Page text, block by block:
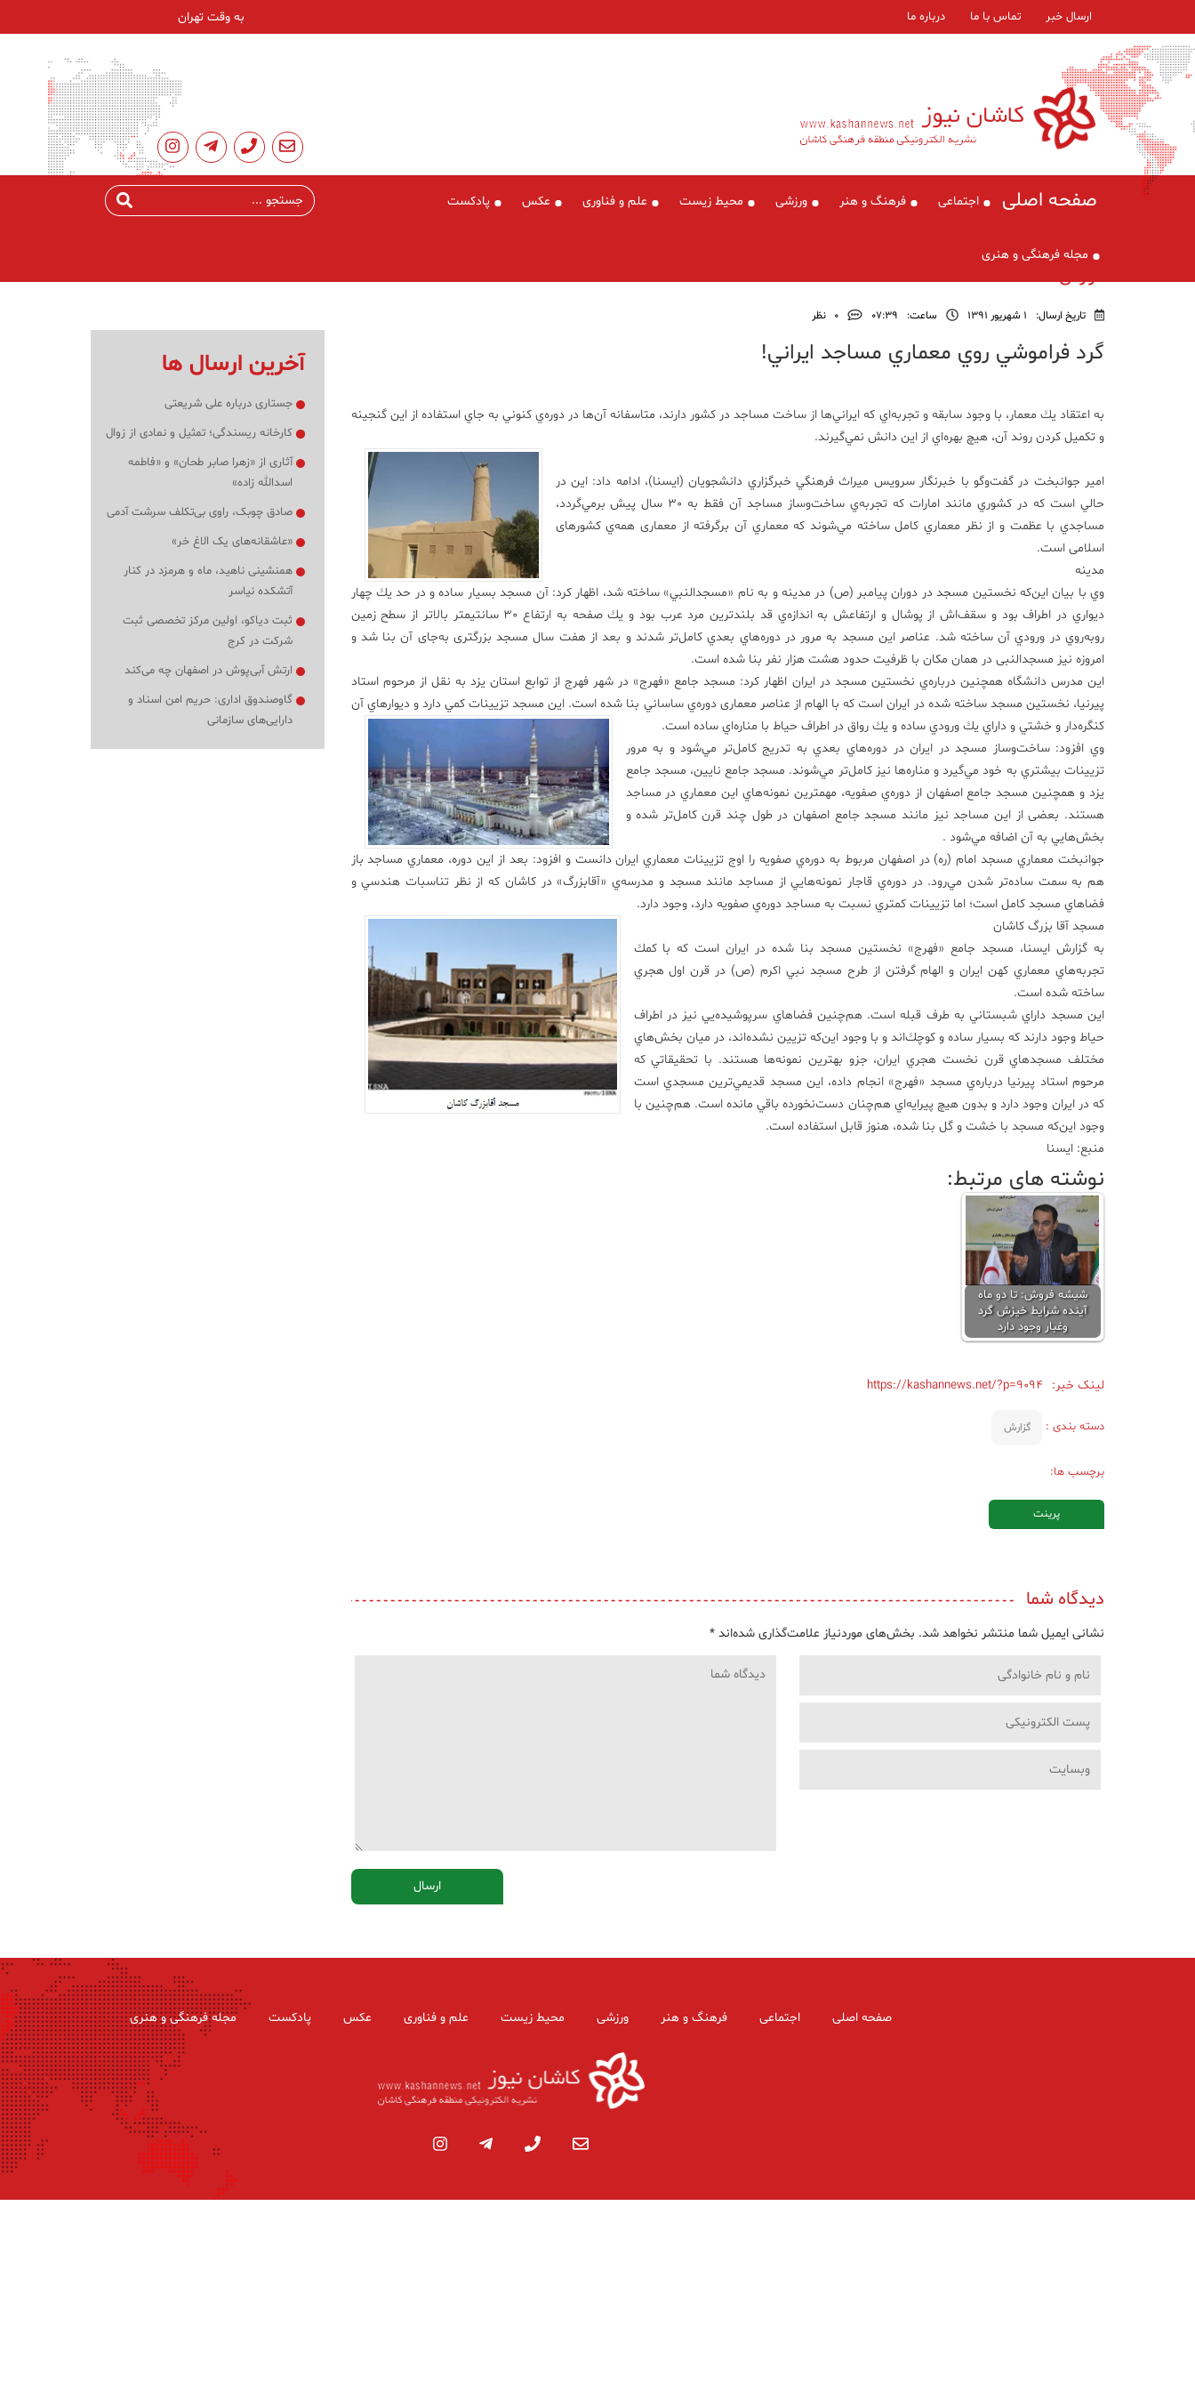
ارسال خبر تماس با ما درباره ما به وقت تهران
صفحه اصلی اجتماعی فرهنگ و هنر ورزشی محیط زیست علم و فناوری عکس پادکست
مجله فرهنگی و هنری
گزارش
تاریخ ارسال: 1 شهریور 1391 ساعت: ۰۷:۳۹ 0 نظر
گرد فراموشي روي معماري مساجد ايراني!
به اعتقاد يك معمار، با وجود سابقه و تجربه‌اي كه ايراني‌ها از ساخت مساجد در كشور دارند، متاسفانه آن‌ها در دوره‌ي كنوني به جاي استفاده از اين گنجينه
و تكميل كردن روند آن، هيچ بهره‌اي از اين دانش نمي‌گيرند.
امير جوانبخت در گفت‌وگو با خبرنگار سرويس ميراث فرهنگي خبرگزاري دانشجويان (ايسنا)، ادامه داد: اين در
حالي‌ است كه در كشوري مانند امارات كه تجربه‌ي ساخت‌وساز مساجد آن فقط به 30 سال پيش برمي‌گردد،
مساجدي با عظمت و از نظر معماري كامل ساخته مي‌شوند كه معماري آن برگرفته از معماری همه‌ي کشورهای
اسلامی است.
مدينه
وي با بيان اين‌كه نخستين مسجد در دوران پيامبر (ص) در مدينه و به نام «مسجد‌النبي» ساخته شد، اظهار كرد: آن مسجد بسيار ساده و در حد يك چهار
ديواري در اطراف بود و سقف‌اش از پوشال و ارتفاعش به اندازه‌ي قد بلندترين مرد عرب بود و يك صفحه به ارتفاع 30 سانتیمتر بالاتر از سطح زمین
روبه‌روي در ورودي آن ساخته شد. عناصر اين مسجد به مرور در دوره‌هاي بعدي كامل‌تر شدند و بعد از هفت سال مسجد بزرگتری به‌جای آن بنا شد و
امروزه نیز مسجدالنبی در همان مکان با ظرفیت حدود هشت هزار نفر بنا شده است.
اين مدرس دانشگاه همچنين درباره‌ي نخستين مسجد در ايران اظهار كرد: مسجد جامع «فهرج» در شهر فهرج از توابع استان يزد به نقل از مرحوم استاد
پيرنيا، نخستين مسجد ساخته شده در ايران است كه با الهام از عناصر معماری دوره‌ي ساساني‌ بنا شده است. این مسجد تزيينات كمي دارد و ديوارهاي آن
كنگره‌دار و خشتي و داراي يك ورودي ساده و يك رواق در اطراف حياط با مناره‌اي ساده است.
وي افزود: ساخت‌وساز مسجد در ايران در دوره‌هاي بعدي به تدريج كامل‌تر مي‌شود و به مرور
تزيينات بيشتري به خود مي‌گيرد و مناره‌ها نيز كامل‌تر مي‌شوند. مسجد جامع نايين، مسجد جامع
يزد و همچنين مسجد جامع اصفهان از دوره‌ي صفويه، مهمترين نمونه‌هاي اين معماري در مساجد
هستند. بعضی از این مساجد نيز مانند مسجد جامع اصفهان در طول چند قرن كامل‌تر شده و
بخش‌هايي به آن اضافه مي‌شود .
جوانبخت معماري مسجد امام (ره) در اصفهان مربوط به دوره‌ي صفويه را اوج تزيينات معماري ايران دانست و افزود: بعد از اين دوره، معماري مساجد باز
هم به سمت ساده‌تر شدن مي‌رود. در دوره‌ي قاجار نمونه‌هايي از مساجد مانند مسجد و مدرسه‌ي «آقابزرگ» در كاشان كه از نظر تناسبات هندسي و
فضا‌هاي مسجد كامل است؛ اما تزيينات كمتري نسبت به مساجد دوره‌ي صفويه دارد، وجود دارد.
مسجد آقا بزرگ كاشان
به گزارش ايسنا، مسجد جامع «فهرج» نخستين مسجد بنا شده در ايران است كه با كمك
تجربه‌هاي معماري كهن ايران و الهام گرفتن از طرح مسجد نبي اكرم (ص) در قرن اول هجري
ساخته شده است.
اين مسجد داراي شبستاني به طرف قبله است. هم‌چنين فضاهاي سرپوشيده‌يي نيز در اطراف
حياط وجود دارند كه بسيار ساده و كوچك‌اند و با وجود اين‌كه تزيين نشده‌اند، در ميان بخش‌هاي
مختلف مسجدهاي قرن نخست هجري ايران، جزو بهترين نمونه‌ها هستند. با تحقيقاتي كه
مرحوم استاد پيرنيا درباره‌ي مسجد «فهرج» انجام داده، اين مسجد قديمي‌ترين مسجدي است
كه در ايران وجود دارد و بدون هيچ پيرايه‌اي هم‌چنان دست‌نخورده باقي مانده است. هم‌چنين با
وجود اين‌كه مسجد با خشت و گل بنا شده، هنوز قابل استفاده است.
منبع: ایسنا
نوشته های مرتبط:
شیشه فروش: تا دو ماه
آینده شرایط خیزش گرد
وغبار وجود دارد
لینک خبر: https://kashannews.net/?p=9094
دسته بندی : گزارش
برچسب ها:
پرینت
دیدگاه شما
نشانی ایمیل شما منتشر نخواهد شد. بخش‌های موردنیاز علامت‌گذاری شده‌اند *
آخرین ارسال ها
جستاری درباره علی شریعتی
کارخانه ریسندگی؛ تمثیل و نمادی از زوال
آثاری از «زهرا صابر طحان» و «فاطمه
اسدالله زاده»
صادق چوبک، راوی بی‌تکلف سرشت آدمی
«عاشقانه‌های یک الاغ خر»
همنشینی ناهید، ماه و هرمزد در کنار
آتشکده نیاسر
ثبت دیاکو، اولین مرکز تخصصی ثبت
شرکت در کرج
ارتش آبی‌پوش در اصفهان چه می‌کند
گاوصندوق اداری: حریم امن اسناد و
دارایی‌های سازمانی
صفحه اصلی اجتماعی فرهنگ و هنر ورزشی محیط زیست علم و فناوری عکس پادکست مجله فرهنگی و هنری